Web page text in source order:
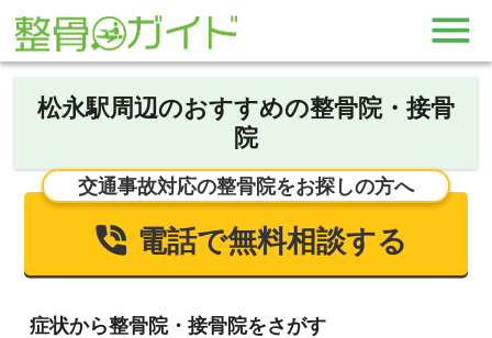
松永駅周辺のおすすめの整骨院・接骨
院
交通事故対応の整骨院をお探しの方へ
電話で無料相談する
症状から整骨院・接骨院をさがす